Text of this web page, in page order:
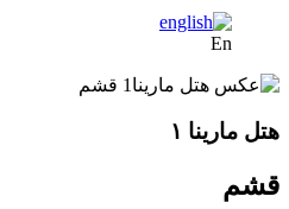
En
هتل مارینا ۱
قشم